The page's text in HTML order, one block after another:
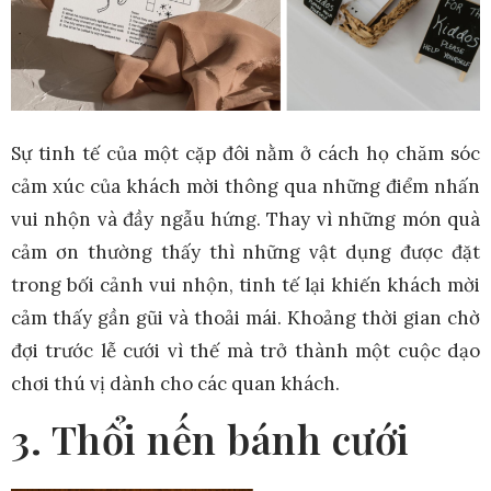
Sự tinh tế của một cặp đôi nằm ở cách họ chăm sóc
cảm xúc của khách mời thông qua những điểm nhấn
vui nhộn và đầy ngẫu hứng. Thay vì những món quà
cảm ơn thường thấy thì những vật dụng được đặt
trong bối cảnh vui nhộn, tinh tế lại khiến khách mời
cảm thấy gần gũi và thoải mái. Khoảng thời gian chờ
đợi trước lễ cưới vì thế mà trở thành một cuộc dạo
chơi thú vị dành cho các quan khách.
3. Thổi nến bánh cưới